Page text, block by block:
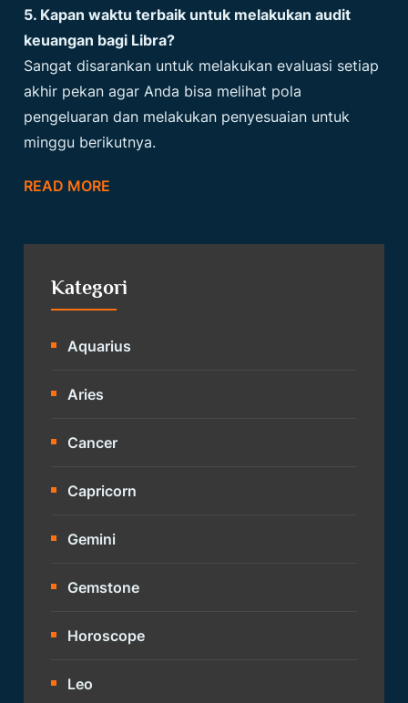
5. Kapan waktu terbaik untuk melakukan audit
keuangan bagi Libra?
Sangat disarankan untuk melakukan evaluasi setiap
akhir pekan agar Anda bisa melihat pola
pengeluaran dan melakukan penyesuaian untuk
minggu berikutnya.
READ MORE
Kategori
Aquarius
Aries
Cancer
Capricorn
Gemini
Gemstone
Horoscope
Leo